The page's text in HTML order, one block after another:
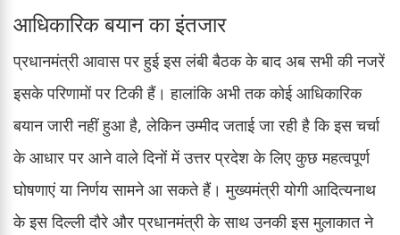
आधिकारिक बयान का इंतजार
प्रधानमंत्री आवास पर हुई इस लंबी बैठक के बाद अब सभी की नजरें
इसके परिणामों पर टिकी हैं। हालांकि अभी तक कोई आधिकारिक
बयान जारी नहीं हुआ है, लेकिन उम्मीद जताई जा रही है कि इस चर्चा
के आधार पर आने वाले दिनों में उत्तर प्रदेश के लिए कुछ महत्वपूर्ण
घोषणाएं या निर्णय सामने आ सकते हैं। मुख्यमंत्री योगी आदित्यनाथ
के इस दिल्ली दौरे और प्रधानमंत्री के साथ उनकी इस मुलाकात ने